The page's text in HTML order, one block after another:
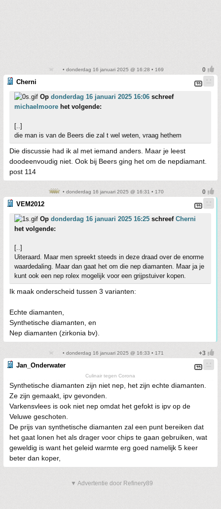
• donderdag 16 januari 2025 @ 16:28 • 169
Cherni
Op donderdag 16 januari 2025 16:06 schreef
michaelmoore het volgende:
[..]
die man is van de Beers die zal t wel weten, vraag hethem
Die discussie had ik al met iemand anders. Maar je leest
doodeenvoudig niet. Ook bij Beers ging het om de nepdiamant.
post 114
• donderdag 16 januari 2025 @ 16:31 • 170
VEM2012
Op donderdag 16 januari 2025 16:25 schreef Cherni
het volgende:
[..]
Uiteraard. Maar men spreekt steeds in deze draad over de enorme
waardedaling. Maar dan gaat het om die nep diamanten. Maar ja je
kunt ook een nep rolex mogelijk voor een grijpstuiver kopen.
Ik maak onderscheid tussen 3 varianten:
Echte diamanten,
Synthetische diamanten, en
Nep diamanten (zirkonia bv).
• donderdag 16 januari 2025 @ 16:33 • 171
Jan_Onderwater
Culinair tegen Corona
Synthetische diamanten zijn niet nep, het zijn echte diamanten.
Ze zijn gemaakt, ipv gevonden.
Varkensvlees is ook niet nep omdat het gefokt is ipv op de
Veluwe geschoten.
De prijs van synthetische diamanten zal een punt bereiken dat
het gaat lonen het als drager voor chips te gaan gebruiken, wat
geweldig is want het geleid warmte erg goed namelijk 5 keer
beter dan koper,
▼ Advertentie door Refinery89